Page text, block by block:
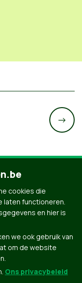
van
->
cookies die
laten functioneren.
en hier is
we ook gebruik van
om de website
Ons privacybeleid